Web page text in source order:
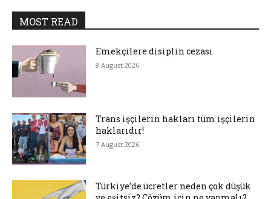
MOST READ
Emekçilere disiplin cezası
8 August 2026
Trans işçilerin hakları tüm işçilerin
haklarıdır!
7 August 2026
Türkiye’de ücretler neden çok düşük